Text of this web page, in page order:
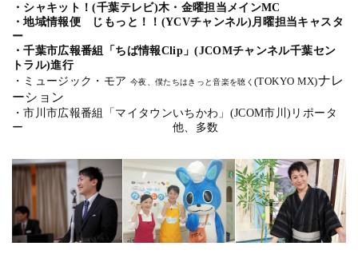
・シャキット！(千葉テレビ)木・金曜担当メインMC
・地域情報便 じもっと！！(YCVチャンネル)月曜担当キャスタ
ー
・千葉市広報番組「ちば情報Clip」(JCOMチャンネル千葉セン
トラル)進行
・ミュージック・モア 今夜、僕たちはきっと音楽を聴く(TOKYO MX)ナレ
ーション
・市川市広報番組「マイタウンいちかわ」(JCOM市川)リポータ
ー
他、多数